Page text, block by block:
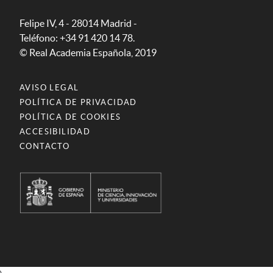
Felipe IV, 4 - 28014 Madrid -
Teléfono: +34 91 420 14 78.
© Real Academia Española, 2019
AVISO LEGAL
POLÍTICA DE PRIVACIDAD
POLÍTICA DE COOKIES
ACCESIBILIDAD
CONTACTO